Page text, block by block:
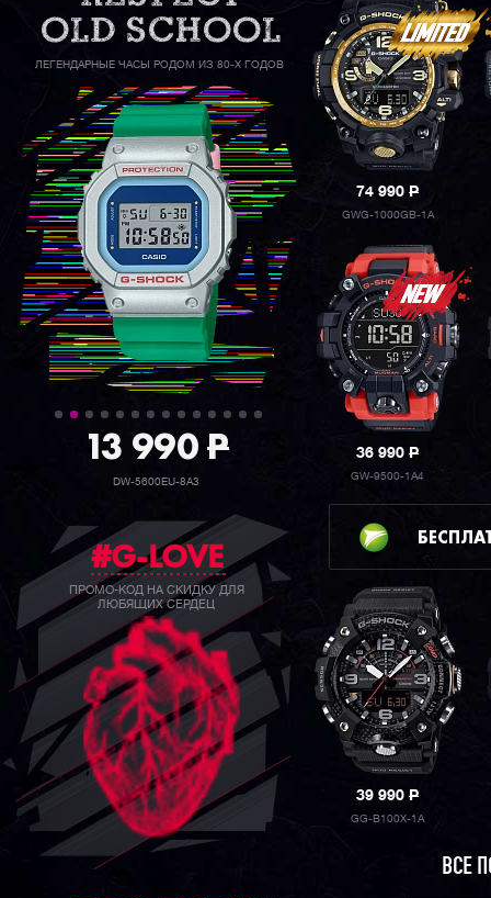
ЛЕГЕНДАРНЫЕ ЧАСЫ РОДОМ ИЗ 80-Х ГОДОВ
39 990P
GW-B5600BC-1B
#G-LOVE
ПРОМО-КОД НА СКИДКУ ДЛЯ
ЛЮБЯЩИХ СЕРДЕЦ
74 990P
GWG-1000GB-1A
36 990P
GW-9500-1A4
39 990P
GG-B100X-1A
ВСЕ